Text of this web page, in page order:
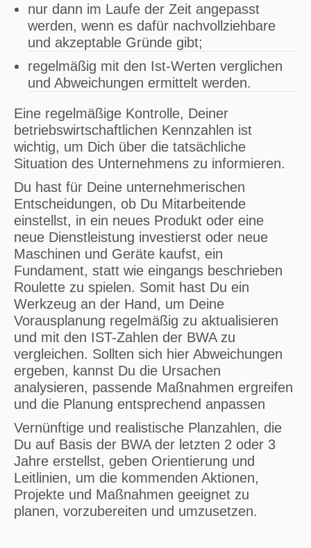
nur dann im Laufe der Zeit angepasst
werden, wenn es dafür nachvollziehbare
und akzeptable Gründe gibt;
regelmäßig mit den Ist-Werten verglichen
und Abweichungen ermittelt werden.
Eine regelmäßige Kontrolle, Deiner
betriebswirtschaftlichen Kennzahlen ist
wichtig, um Dich über die tatsächliche
Situation des Unternehmens zu informieren.
Du hast für Deine unternehmerischen
Entscheidungen, ob Du Mitarbeitende
einstellst, in ein neues Produkt oder eine
neue Dienstleistung investierst oder neue
Maschinen und Geräte kaufst, ein
Fundament, statt wie eingangs beschrieben
Roulette zu spielen. Somit hast Du ein
Werkzeug an der Hand, um Deine
Vorausplanung regelmäßig zu aktualisieren
und mit den IST-Zahlen der BWA zu
vergleichen. Sollten sich hier Abweichungen
ergeben, kannst Du die Ursachen
analysieren, passende Maßnahmen ergreifen
und die Planung entsprechend anpassen
Vernünftige und realistische Planzahlen, die
Du auf Basis der BWA der letzten 2 oder 3
Jahre erstellst, geben Orientierung und
Leitlinien, um die kommenden Aktionen,
Projekte und Maßnahmen geeignet zu
planen, vorzubereiten und umzusetzen.